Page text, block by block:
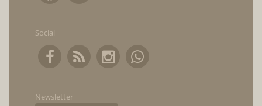
Social
Newsletter